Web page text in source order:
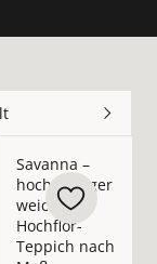
Savanna –
hochwertiger
weicher
Hochflor-
Teppich nach